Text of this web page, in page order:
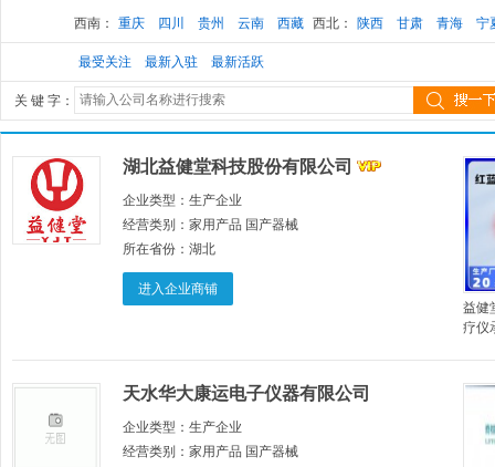
西南： 重庆 四川 贵州 云南 西藏 西北： 陕西 甘肃 青海 宁
最受关注 最新入驻 最新活跃
关 键 字：
湖北益健堂科技股份有限公司
企业类型： 生产企业
经营类别： 家用产品 国产器械
所在省份： 湖北
进入企业商铺
益健
疗仪
天水华大康运电子仪器有限公司
企业类型： 生产企业
经营类别： 家用产品 国产器械